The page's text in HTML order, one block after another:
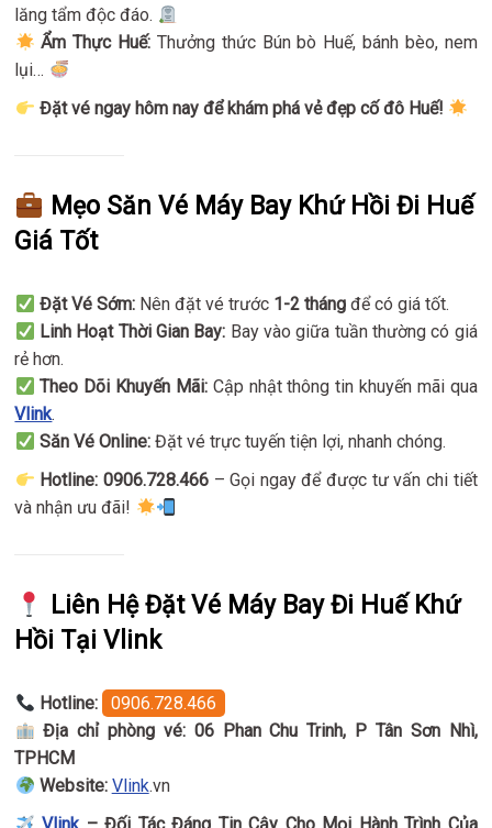
lăng tẩm độc đáo.
Ẩm Thực Huế: Thưởng thức Bún bò Huế, bánh bèo, nem
lụi…
Đặt vé ngay hôm nay để khám phá vẻ đẹp cố đô Huế!
Mẹo Săn Vé Máy Bay Khứ Hồi Đi Huế
Giá Tốt
Đặt Vé Sớm:Nên đặt vé trước 1-2 thángđể có giá tốt.
Linh Hoạt Thời Gian Bay: Bay vào giữa tuần thường có giá
rẻ hơn.
Theo Dõi Khuyến Mãi:Cập nhật thông tin khuyến mãi qua
Vlink.
Săn Vé Online:Đặt vé trực tuyến tiện lợi, nhanh chóng.
Hotline: 0906.728.466– Gọi ngay để được tư vấn chi tiết
và nhận ưu đãi!
Liên Hệ Đặt Vé Máy Bay Đi Huế Khứ
Hồi Tại Vlink
Hotline:
0906.728.466
Địa chỉ phòng vé: 06 Phan Chu Trinh, P Tân Sơn Nhì,
TPHCM
Website: Vlink.vn